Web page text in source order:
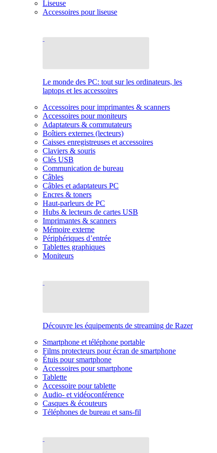
Liseuse
Accessoires pour liseuse
Le monde des PC: tout sur les ordinateurs, les
laptops et les accessoires
Accessoires pour imprimantes & scanners
Accessoires pour moniteurs
Adaptateurs & commutateurs
Boîtiers externes (lecteurs)
Caisses enregistreuses et accessoires
Claviers & souris
Clés USB
Communication de bureau
Câbles
Câbles et adaptateurs PC
Encres & toners
Haut-parleurs de PC
Hubs & lecteurs de cartes USB
Imprimantes & scanners
Mémoire externe
Périphériques d’entrée
Tablettes graphiques
Moniteurs
Découvre les équipements de streaming de Razer
Smartphone et téléphone portable
Films protecteurs pour écran de smartphone
Étuis pour smartphone
Accessoires pour smartphone
Tablette
Accessoire pour tablette
Audio- et vidéoconférence
Casques & écouteurs
Téléphones de bureau et sans-fil